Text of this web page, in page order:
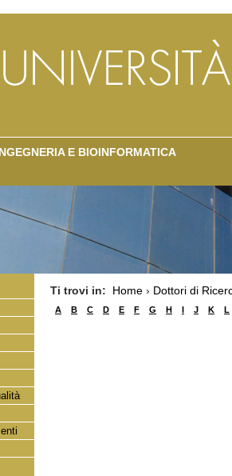
E BIOINFORMATICA
Ti trovi in: Home › Dottori di
A B C D E F G H I J K L